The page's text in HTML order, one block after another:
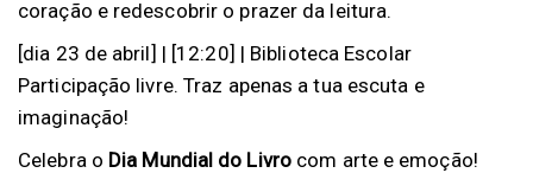
coração e redescobrir o prazer da leitura.
[dia 23 de abril] | [12:20] | Biblioteca Escolar
Participação livre. Traz apenas a tua escuta e
imaginação!
Celebra o Dia Mundial do Livro com arte e emoção!